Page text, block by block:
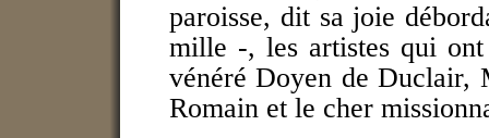
paroisse, dit sa joie
mille -, les artistes qui ont
vénéré Doyen de Duclair,
Romain et le cher